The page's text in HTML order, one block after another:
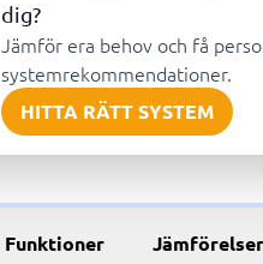
dig?
Jämför era behov och få
systemrekommendationer.
HITTA RÄTT SYSTEM
Funktioner Jämförelser